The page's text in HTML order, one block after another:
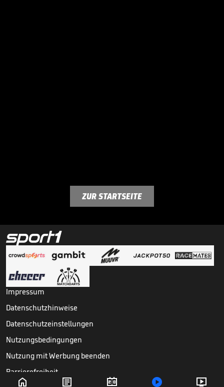
    
ZUR STARTSEITE
Impressum
Datenschutzhinweise
Datenschutzeinstellungen
Nutzungsbedingungen
Nutzung mit Werbung beenden
Barrierefreiheit